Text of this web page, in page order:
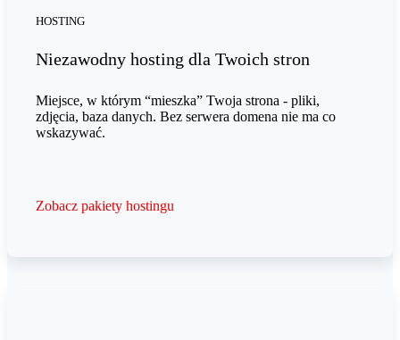
HOSTING
Niezawodny hosting dla Twoich stron
Miejsce, w którym “mieszka” Twoja strona - pliki,
zdjęcia, baza danych. Bez serwera domena nie ma co
wskazywać.
Zobacz pakiety hostingu